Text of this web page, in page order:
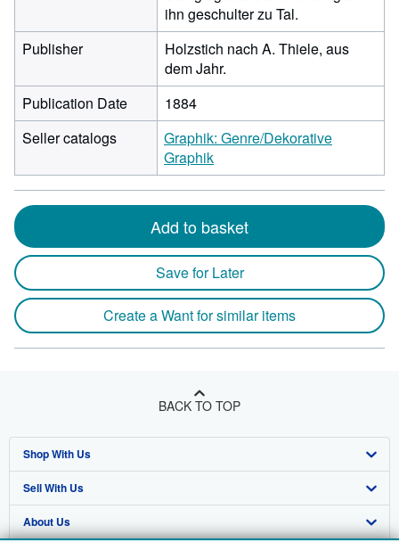
ihn geschulter zu Tal.
Publisher
Holzstich nach A. Thiele, aus
dem Jahr.
Publication Date
1884
Seller catalogs
Graphik: Genre/Dekorative
Graphik
Add to basket
Save for Later
Create a Want for similar items
BACK TO TOP
Shop With Us
Advanced Search
Browse Collections
Sell With Us
Start Selling
About Us